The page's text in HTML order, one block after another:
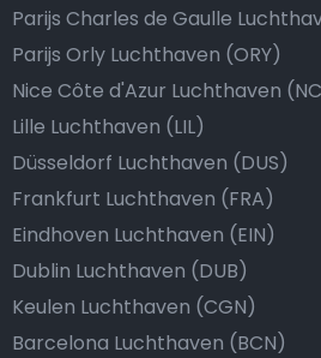
Parijs Charles de Gaulle
Parijs Orly Luchthaven (ORY)
Nice Côte d'Azur Luchthaven
Lille Luchthaven (LIL)
Düsseldorf Luchthaven (DUS)
Frankfurt Luchthaven (FRA)
Eindhoven Luchthaven (EIN)
Dublin Luchthaven (DUB)
Keulen Luchthaven (CGN)
Barcelona Luchthaven (BCN)